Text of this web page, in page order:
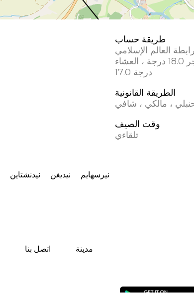
طريقة حساب
رابطة العالم الإسلامي
17.0 درجة
الطريقة القانونية
، مالكي ، شافي
وقت الصيف
تلقاءي
نيدنشتاين نيديغن نيرسهايم
اتصل بنا مدينة